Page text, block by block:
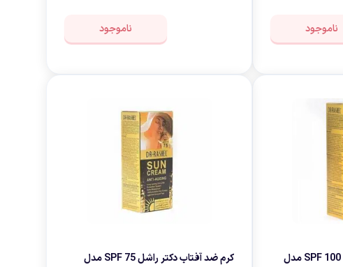
ناموجود ناموجود
کرم ضد آفتاب دکتر راشل SPF 100 مدل
کرم ضد آفتاب دکتر راشل SPF 75 مدل